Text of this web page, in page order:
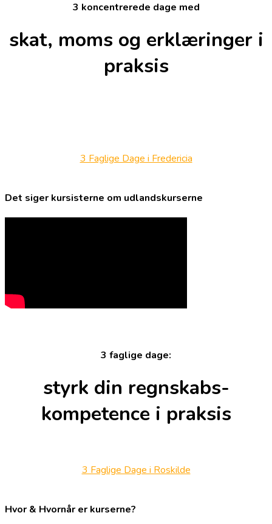
3 koncentrerede dage med
skat, moms og erklæringer i
praksis
3 Faglige Dage i Fredericia
Det siger kursisterne om udlandskurserne
3 faglige dage:
styrk din regnskabs-
kompetence i praksis
3 Faglige Dage i Roskilde
Hvor & Hvornår er kurserne?